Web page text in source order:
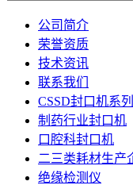
公司简介
荣誉资质
技术资讯
联系我们
CSSD封口机系列
制药行业封口机
口腔科封口机
二三类耗材生产
绝缘检测仪